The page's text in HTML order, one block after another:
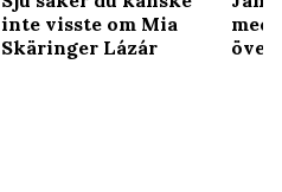
inte visste om Mia
Skäringer Lázár
med